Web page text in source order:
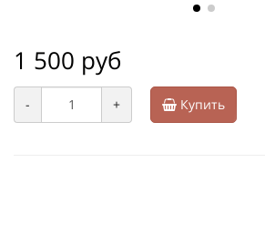
1 500 руб
- + Купить